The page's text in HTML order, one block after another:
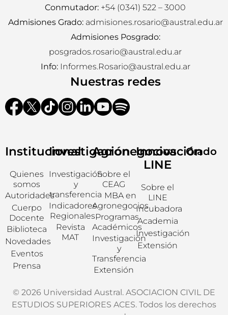
Conmutador: +54 (0341) 522 – 3000
Admisiones Grado:admisiones.rosario@austral.edu.ar
Admisiones Posgrado:
posgrados.rosario@austral.edu.ar
Info:Informes.Rosario@austral.edu.ar
Nuestras redes
Institucional
Quienes
somos
Autoridades
Cuerpo
Docente
Biblioteca
Novedades
Eventos
Prensa
Investigación
Investigación
y
transferencia
Indicadores
Regionales
Revista
MAT
Agronegocios
Sobre el
CEAG
MBA en
Agronegocios
Programas
Académicos
Investigación
y
Transferencia
Extensión
Innovación
LINE
Sobre el
LINE
Incubadora
Academia
Investigación
Extensión
Grado
© 2026 Universidad Austral. ASOCIACION CIVIL DE
ESTUDIOS SUPERIORES ACES. Todos los derechos